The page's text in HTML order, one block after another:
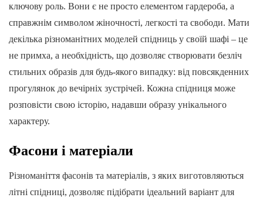
ключову роль. Вони є не просто елементом гардероба, а
справжнім символом жіночності, легкості та свободи. Мати
декілька різноманітних моделей спідниць у своїй шафі – це
не примха, а необхідність, що дозволяє створювати безліч
стильних образів для будь-якого випадку: від повсякденних
прогулянок до вечірніх зустрічей. Кожна спідниця може
розповісти свою історію, надавши образу унікального
характеру.
Фасони і матеріали
Різноманіття фасонів та матеріалів, з яких виготовляються
літні спідниці, дозволяє підібрати ідеальний варіант для